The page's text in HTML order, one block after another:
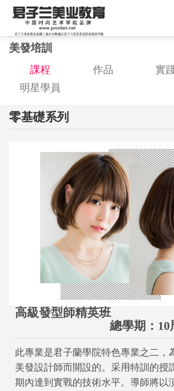
美發培訓
課程 作品 實
明星學員
零基礎系列
高級發型師精英班
總學期：10
此專業是君子蘭學院特色專業之二，
美發設計師而開設的。采用特訓的授
期內達到實戰的技術水平。導師將以